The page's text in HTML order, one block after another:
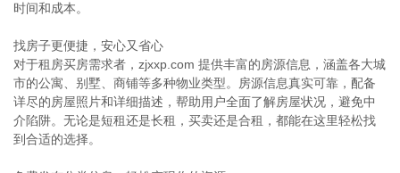
时间和成本。
找房子更便捷，安心又省心
对于租房买房需求者，zjxxp.com 提供丰富的房源信息，涵盖各大城
市的公寓、别墅、商铺等多种物业类型。房源信息真实可靠，配备
详尽的房屋照片和详细描述，帮助用户全面了解房屋状况，避免中
介陷阱。无论是短租还是长租，买卖还是合租，都能在这里轻松找
到合适的选择。